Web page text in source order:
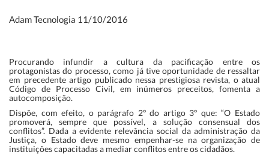
Adam Tecnologia 11/10/2016
Procurando infundir a cultura da pacificação entre os
protagonistas do processo, como já tive oportunidade de ressaltar
em precedente artigo publicado nessa prestigiosa revista, o atual
Código de Processo Civil, em inúmeros preceitos, fomenta a
autocomposição.
Dispõe, com efeito, o parágrafo 2º do artigo 3º que: “O Estado
promoverá, sempre que possível, a solução consensual dos
conflitos”. Dada a evidente relevância social da administração da
Justiça, o Estado deve mesmo empenhar-se na organização de
instituições capacitadas a mediar conflitos entre os cidadãos.